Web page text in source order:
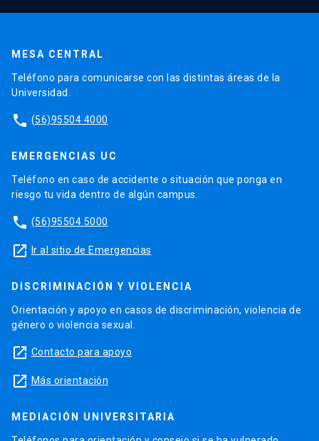
MESA CENTRAL
Teléfono para comunicarse con las distintas áreas de la
Universidad.
phone (56)95504 4000
EMERGENCIAS UC
Teléfono en caso de accidente o situación que ponga en
riesgo tu vida dentro de algún campus.
phone (56)95504 5000
launch Ir al sitio de Emergencias
DISCRIMINACIÓN Y VIOLENCIA
Orientación y apoyo en casos de discriminación, violencia de
género o violencia sexual.
launch Contacto para apoyo
launch Más orientación
MEDIACIÓN UNIVERSITARIA